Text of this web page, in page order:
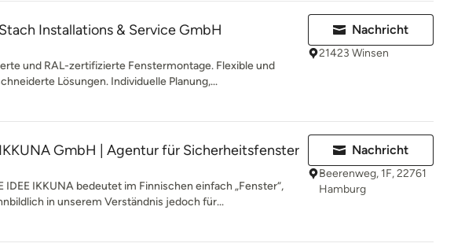
Stach Installations & Service GmbH
und RAL-zertifizierte Fenstermontage. Flexible und
Lösungen. Individuelle Planung,...
Nachricht
21423 Winsen
IKKUNA GmbH | Agentur für Sicherheitsfenster
IDEE IKKUNA bedeutet im Finnischen einfach „Fenster“,
in unserem Verständnis jedoch für...
Nachricht
Beerenweg, 1F, 22761
Hamburg